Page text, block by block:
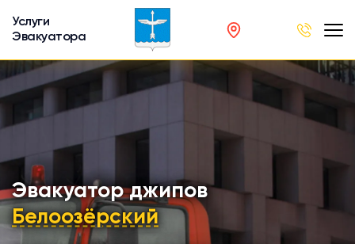
Услуги
Эвакуатора
Эвакуатор джипов
Белоозёрский